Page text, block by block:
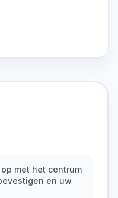
met het centrum
en uw